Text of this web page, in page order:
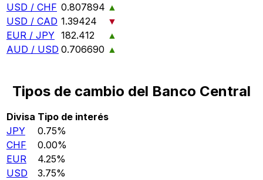
USD / CHF 0.807894 ▲
USD / CAD 1.39424
▼
EUR / JPY 182.412
▲
AUD / USD 0.706690 ▲
Tipos de cambio del Banco Central
Divisa Tipo de interés
JPY
0.75%
CHF
0.00%
EUR
4.25%
USD
3.75%